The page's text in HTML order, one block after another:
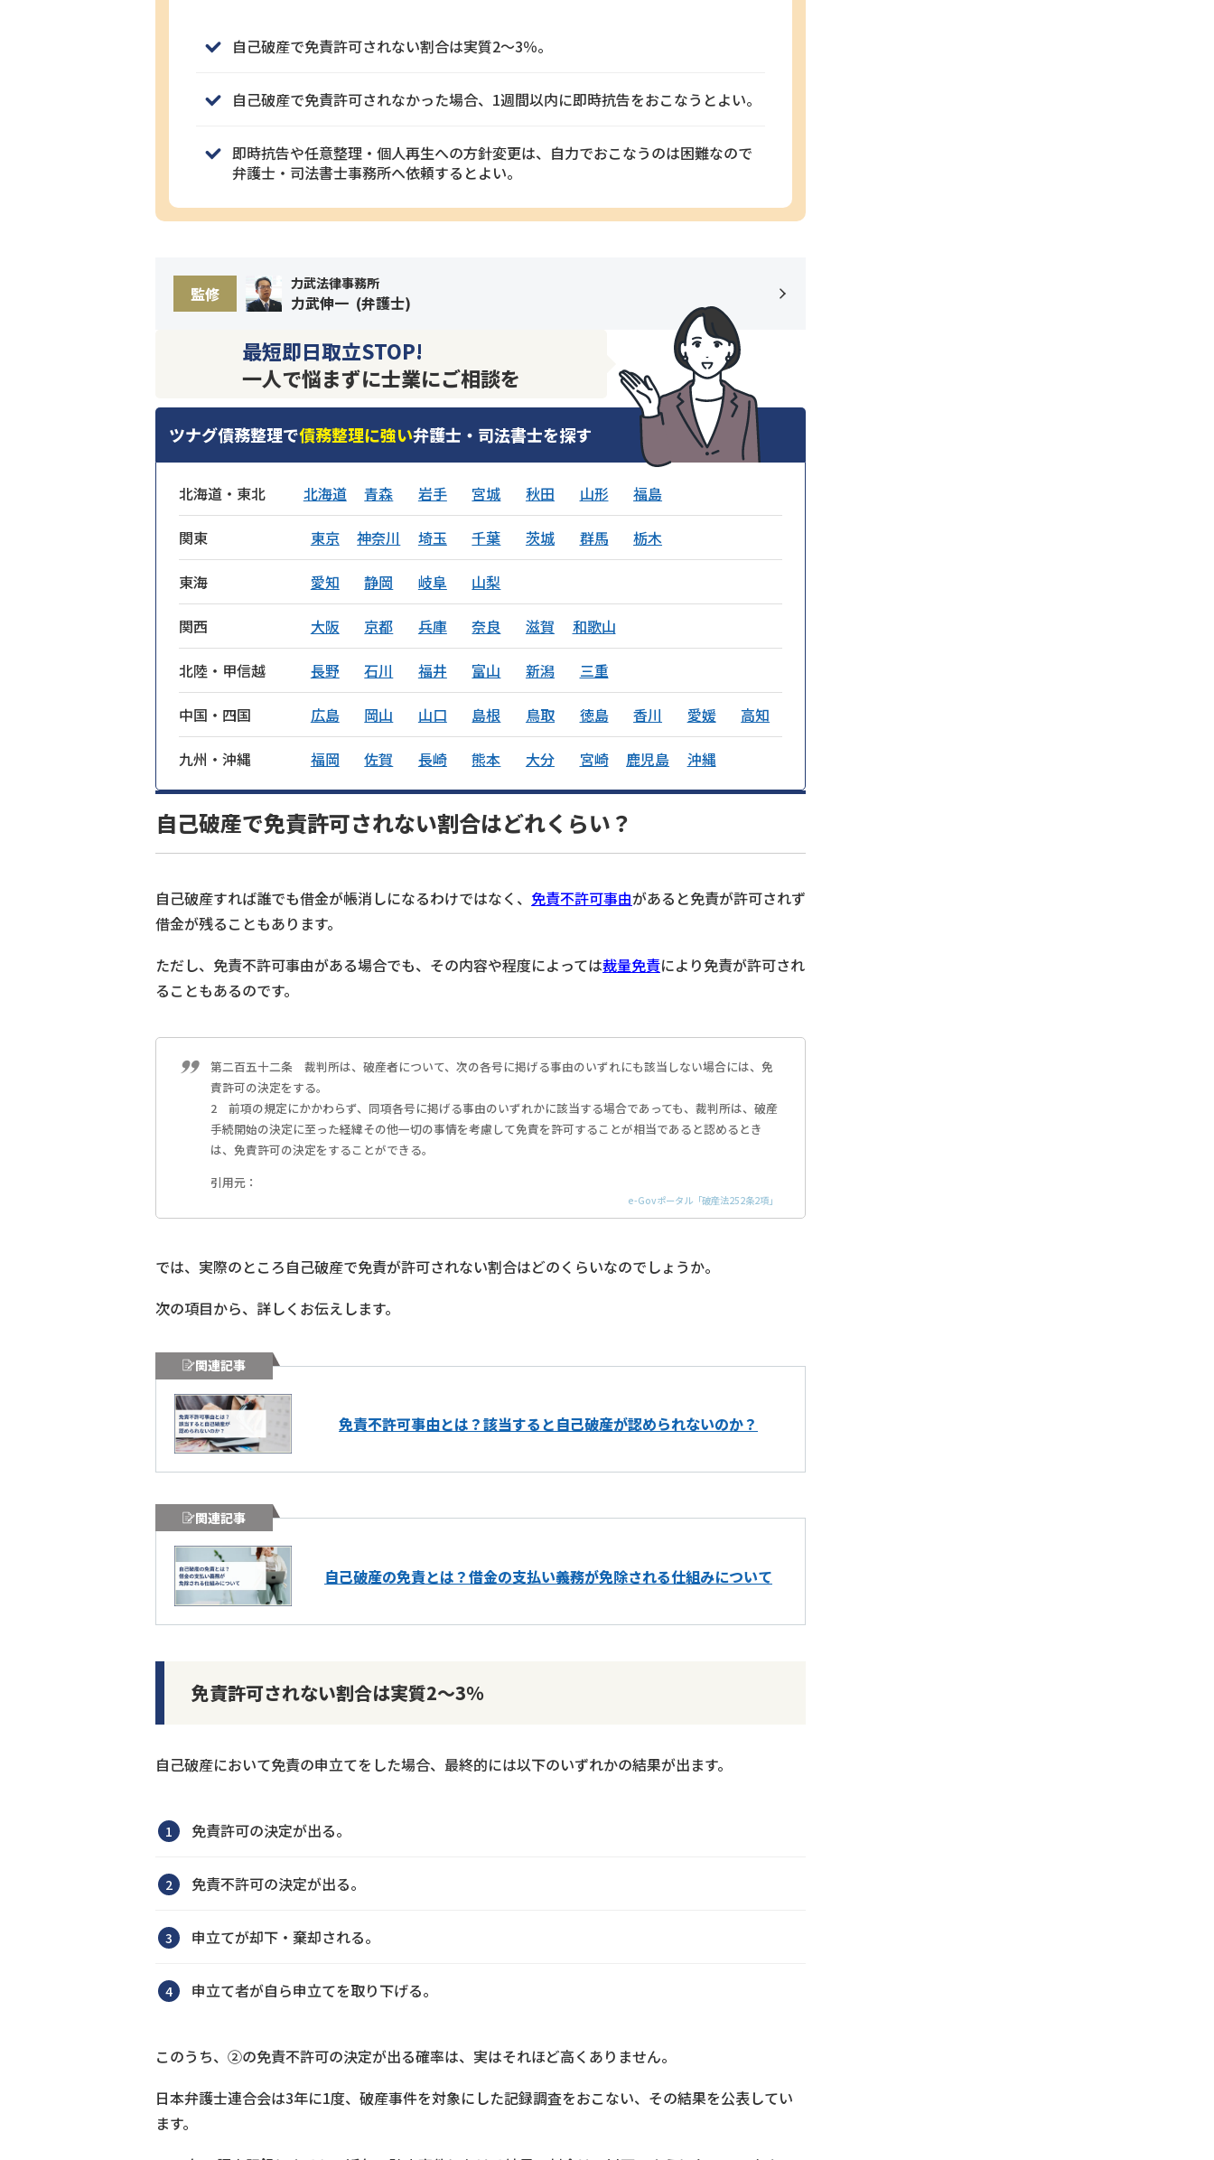
自己破産で免責許可されない割合は実質2～3％。
自己破産で免責許可されなかった場合、1週間以内に即時抗告をおこなうとよい。
即時抗告や任意整理・個人再生への方針変更は、自力でおこなうのは困難なので
弁護士・司法書士事務所へ依頼するとよい。
監修 力武法律事務所
力武伸一 (弁護士)
最短即日取立STOP!
一人で悩まずに士業にご相談を
ツナグ債務整理で債務整理に強い弁護士・司法書士を探す
北海道・東北 北海道 青森 岩手 宮城 秋田 山形 福島
関東 東京 神奈川 埼玉 千葉 茨城 群馬 栃木
東海 愛知 静岡 岐阜 山梨
関西 大阪 京都 兵庫 奈良 滋賀 和歌山
北陸・甲信越 長野 石川 福井 富山 新潟 三重
中国・四国 広島 岡山 山口 島根 鳥取 徳島 香川 愛媛 高知
九州・沖縄 福岡 佐賀 長崎 熊本 大分 宮崎 鹿児島 沖縄
自己破産で免責許可されない割合はどれくらい？
自己破産すれば誰でも借金が帳消しになるわけではなく、 免責不許可事由があると免責が許可されず
借金が残ることもあります。
ただし、免責不許可事由がある場合でも、その内容や程度によっては裁量免責により免責が許可され
ることもあるのです。
第二百五十二条 裁判所は、破産者について、次の各号に掲げる事由のいずれにも該当しない場合には、免
責許可の決定をする。
2 前項の規定にかかわらず、同項各号に掲げる事由のいずれかに該当する場合であっても、裁判所は、破産
手続開始の決定に至った経緯その他一切の事情を考慮して免責を許可することが相当であると認めるとき
は、免責許可の決定をすることができる。
引用元：
e-Govポータル「破産法252条2項」
では、実際のところ自己破産で免責が許可されない割合はどのくらいなのでしょうか。
次の項目から、詳しくお伝えします。
関連記事
免責不許可事由とは？該当すると自己破産が認められないのか？
関連記事
自己破産の免責とは？借金の支払い義務が免除される仕組みについて
免責許可されない割合は実質2～3％
自己破産において免責の申立てをした場合、最終的には以下のいずれかの結果が出ます。
免責許可の決定が出る。
免責不許可の決定が出る。
申立てが却下・棄却される。
申立て者が自ら申立てを取り下げる。
このうち、②の免責不許可の決定が出る確率は、実はそれほど高くありません。
日本弁護士連合会は3年に1度、破産事件を対象にした記録調査をおこない、その結果を公表してい
ます。